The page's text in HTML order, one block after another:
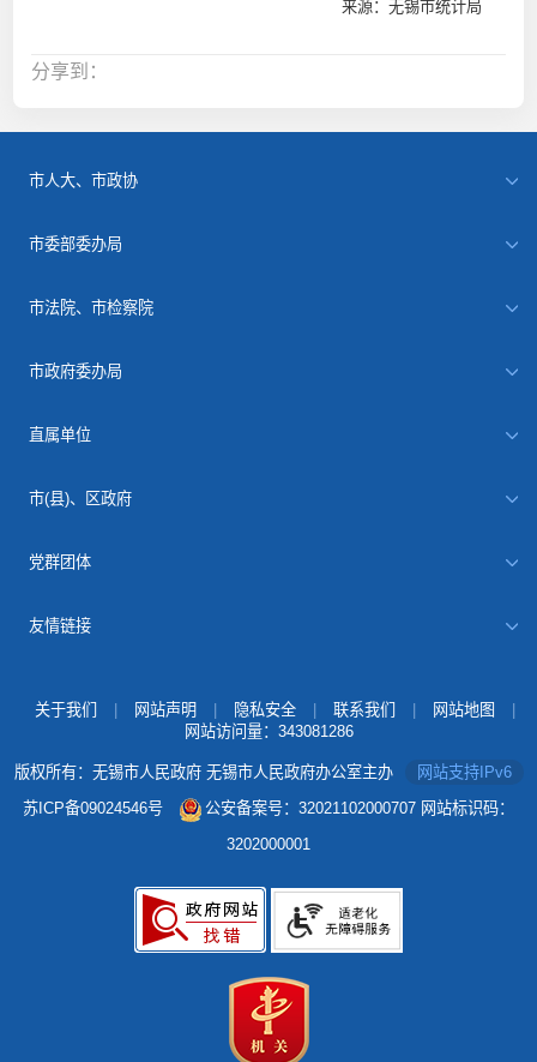
来源：无锡市统计局
分享到：
市人大、市政协
市委部委办局
市法院、市检察院
市政府委办局
直属单位
市(县)、区政府
党群团体
友情链接
关于我们 网站声明 隐私安全 联系我们 网站地图
网站访问量： 343081286
版权所有：无锡市人民政府 无锡市人民政府办公室主办
网站支持IPv6
苏ICP备09024546号
公安备案号：32021102000707 网站标识码：
3202000001